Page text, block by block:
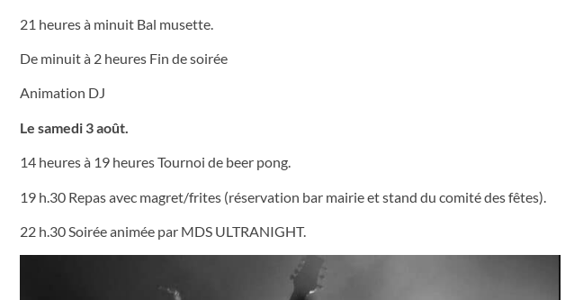
21 heures à minuit Bal musette.
De minuit à 2 heures Fin de soirée
Animation DJ
Le samedi 3 août.
14 heures à 19 heures Tournoi de beer pong.
19 h.30 Repas avec magret/frites (réservation bar mairie et stand du comité des fêtes).
22 h.30 Soirée animée par MDS ULTRANIGHT.